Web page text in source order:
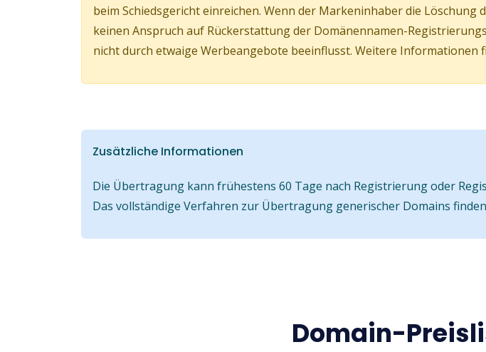
beim Schiedsgericht einreichen. Wenn der Markeninhaber die
keinen Anspruch auf Rückerstattung der Domänennamen-
nicht durch etwaige Werbeangebote beeinflusst. Weitere Informationen
Zusätzliche Informationen
Die Übertragung kann frühestens 60 Tage nach Registrierung oder
Das vollständige Verfahren zur Übertragung generischer Domains
Domain-